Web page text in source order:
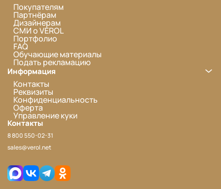
Покупателям
Партнёрам
Дизайнерам
СМИ о VEROL
Портфолио
FAQ
Обучающие материалы
Подать рекламацию
Информация
Контакты
Реквизиты
Конфиденциальность
Оферта
Управление куки
Контакты
8 800 550-02-31
sales@verol.net